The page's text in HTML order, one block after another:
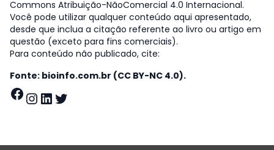
Commons Atribuição-NãoComercial 4.0 Internacional.
Você pode utilizar qualquer conteúdo aqui apresentado,
desde que inclua a citação referente ao livro ou artigo em
questão (exceto para fins comerciais).
Para conteúdo não publicado, cite:
Fonte: bioinfo.com.br (CC BY-NC 4.0).
Facebook
Instagram
LinkedIn
Twitter